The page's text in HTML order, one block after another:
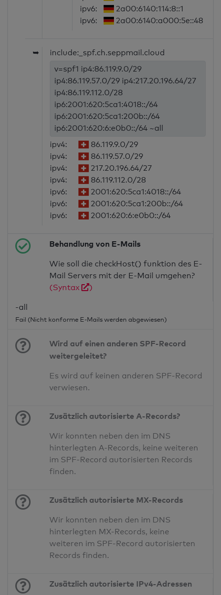
ipv6:
2a00:6140:114:8::1
ipv6:
2a00:6140:a000:5e::48
➥
include:_spf.ch.seppmail.cloud
v=spf1 ip4:86.119.9.0/29
ip4:86.119.57.0/29 ip4:217.20.196.64/27
ip4:86.119.112.0/28
ip6:2001:620:5ca1:4018::/64
ip6:2001:620:5ca1:200b::/64
ip6:2001:620:6:e0b0::/64 ~all
ipv4:
86.119.9.0/29
ipv4:
86.119.57.0/29
ipv4:
217.20.196.64/27
ipv4:
86.119.112.0/28
ipv6:
2001:620:5ca1:4018::/64
ipv6:
2001:620:5ca1:200b::/64
ipv6:
2001:620:6:e0b0::/64
Behandlung von E-Mails
Wie soll die checkHost() funktion des E-
Mail Servers mit der E-Mail umgehen?
(Syntax
)
-all
Fail (Nicht konforme E-Mails werden abgewiesen)
Wird auf einen anderen SPF-Record
weitergeleitet?
Es wird auf keinen anderen SPF-Record
verwiesen.
Zusätzlich autorisierte A-Records?
Wir konnten neben den im DNS
hinterlegten A-Records, keine weiteren
im SPF-Record autorisierten Records
finden.
Zusätzlich autorisierte MX-Records
Wir konnten neben den im DNS
hinterlegten MX-Records, keine
weiteren im SPF-Record autorisierten
Records finden.
Zusätzlich autorisierte IPv4-Adressen